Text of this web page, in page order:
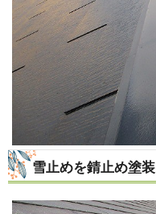
雪止めを錆止め塗装